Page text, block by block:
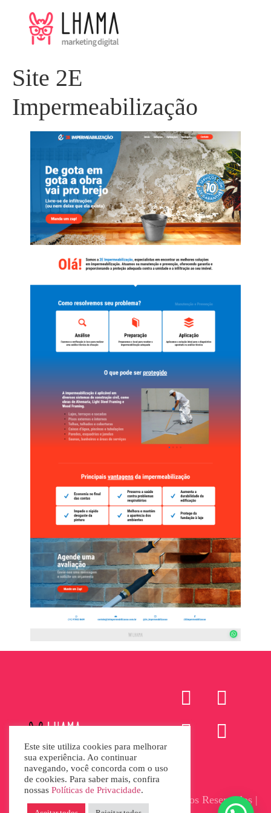
Site 2E
Impermeabilização
© 2025 Lhama Digital | Todos os Direitos Reservados |
Este site utiliza cookies para melhorar
sua experiência. Ao continuar
navegando, você concorda com o uso
de cookies. Para saber mais, confira
nossas Políticas de Privacidade.